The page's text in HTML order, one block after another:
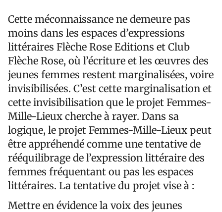
Cette méconnaissance ne demeure pas
moins dans les espaces d’expressions
littéraires Flèche Rose Editions et Club
Flèche Rose, où l’écriture et les œuvres des
jeunes femmes restent marginalisées, voire
invisibilisées. C’est cette marginalisation et
cette invisibilisation que le projet Femmes-
Mille-Lieux cherche à rayer. Dans sa
logique, le projet Femmes-Mille-Lieux peut
être appréhendé comme une tentative de
rééquilibrage de l’expression littéraire des
femmes fréquentant ou pas les espaces
littéraires. La tentative du projet vise à :
Mettre en évidence la voix des jeunes